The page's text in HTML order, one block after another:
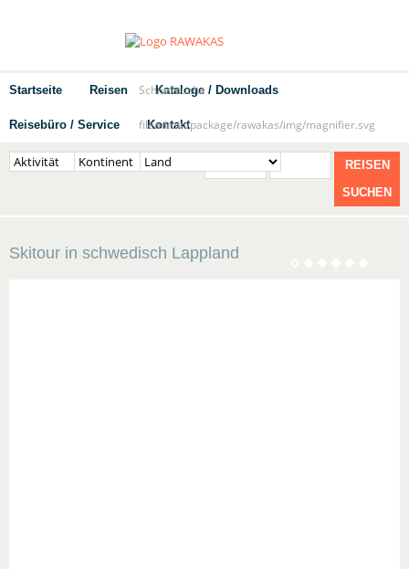
Startseite Reisen Kataloge / Downloads
Reisebüro / Service Kontakt
Schnellsuche
fileadmin/package/rawakas/img/magnifier.svg
REISEN
SUCHEN
Skitour in schwedisch Lappland